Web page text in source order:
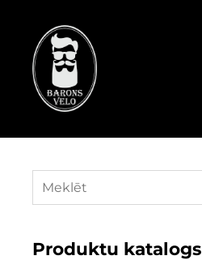
Produktu katalogs